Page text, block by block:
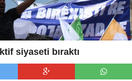
siyaseti bıraktı